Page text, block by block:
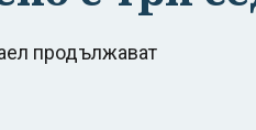
продължават